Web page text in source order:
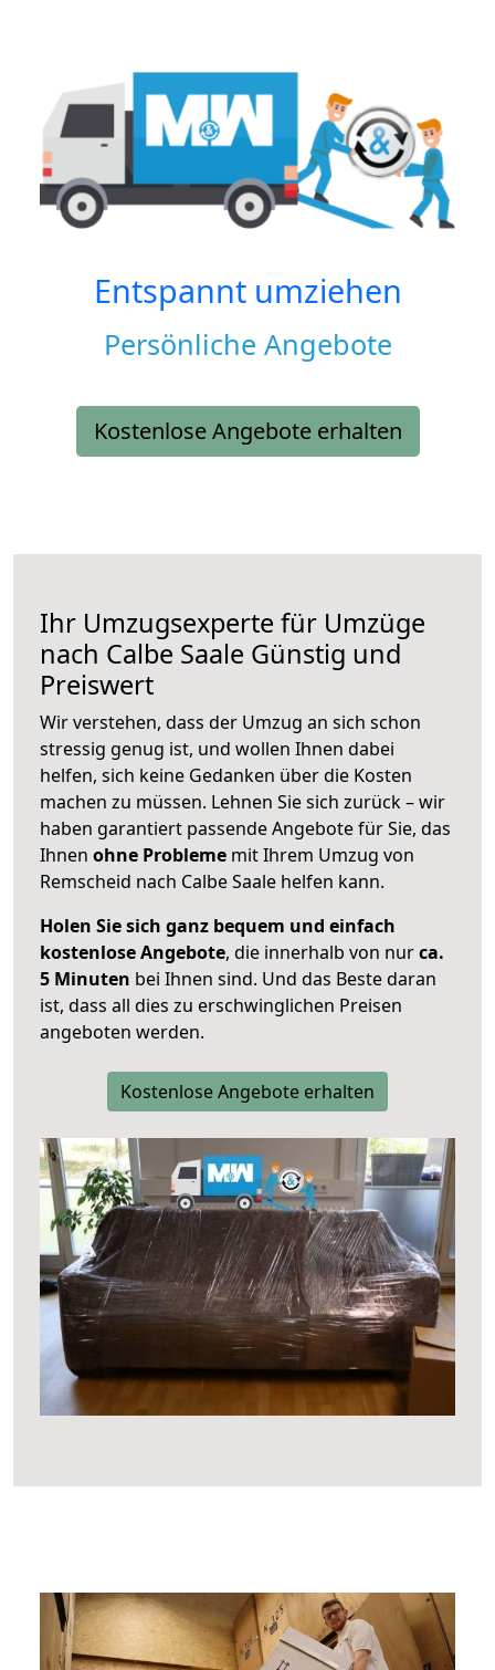
Entspannt umziehen
Persönliche Angebote
Kostenlose Angebote erhalten
Ihr Umzugsexperte für Umzüge
nach Calbe Saale Günstig und
Preiswert
Wir verstehen, dass der Umzug an sich schon
stressig genug ist, und wollen Ihnen dabei
helfen, sich keine Gedanken über die Kosten
machen zu müssen. Lehnen Sie sich zurück – wir
haben garantiert passende Angebote für Sie, das
Ihnen ohne Probleme mit Ihrem Umzug von
Remscheid nach Calbe Saale helfen kann.
Holen Sie sich ganz bequem und einfach
kostenlose Angebote, die innerhalb von nurca.
5 Minuten bei Ihnen sind. Und das Beste daran
ist, dass all dies zu erschwinglichen Preisen
angeboten werden.
Kostenlose Angebote erhalten